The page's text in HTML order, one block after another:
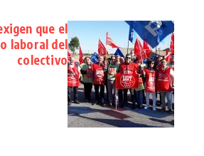
que el
laboral del
colectivo